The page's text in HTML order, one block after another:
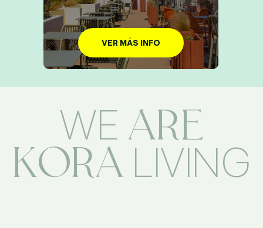
VER MÁS INFO
WE ARE
KORA LIVING